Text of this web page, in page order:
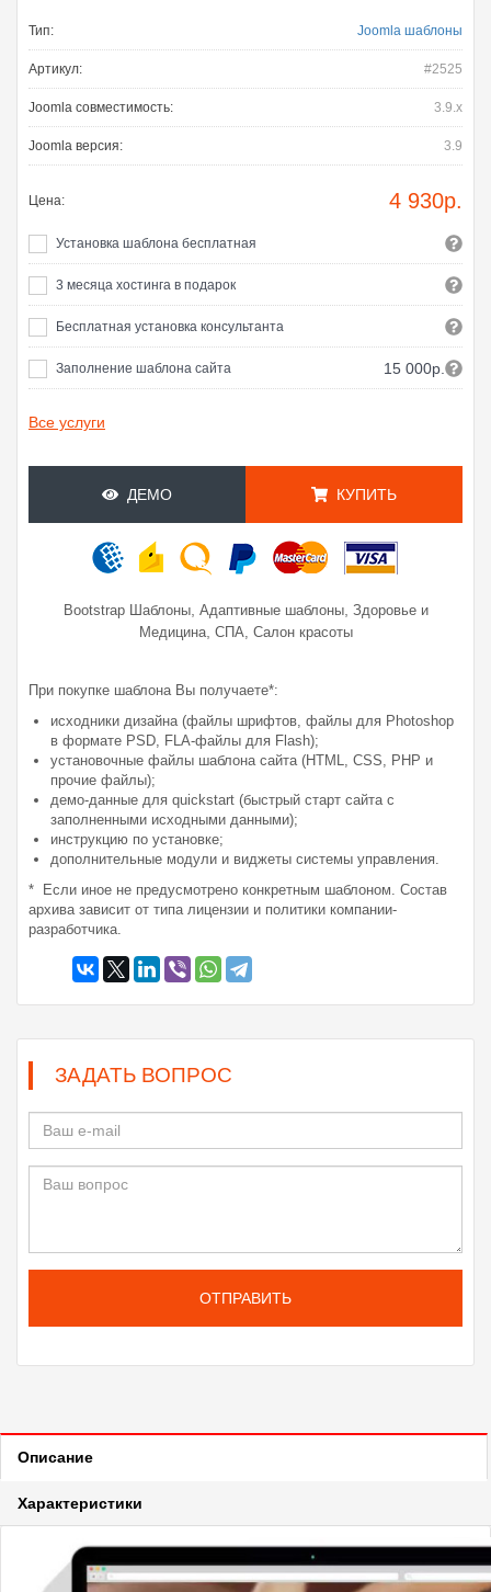
Тип: Joomla шаблоны
Артикул: #2525
Joomla совместимость: 3.9.x
Joomla версия: 3.9
Цена: 4 930р.
Установка шаблона бесплатная
3 месяца хостинга в подарок
Бесплатная установка консультанта
Заполнение шаблона сайта 15 000р.
Все услуги
ДЕМО КУПИТЬ
Bootstrap Шаблоны, Адаптивные шаблоны, Здоровье и
Медицина, СПА, Салон красоты
При покупке шаблона Вы получаете*:
исходники дизайна (файлы шрифтов, файлы для Photoshop
в формате PSD, FLA-файлы для Flash);
установочные файлы шаблона сайта (HTML, CSS, PHP и
прочие файлы);
демо-данные для quickstart (быстрый старт сайта с
заполненными исходными данными);
инструкцию по установке;
дополнительные модули и виджеты системы управления.
* Если иное не предусмотрено конкретным шаблоном. Состав
архива зависит от типа лицензии и политики компании-
разработчика.
ЗАДАТЬ ВОПРОС
ОТПРАВИТЬ
Описание
Характеристики